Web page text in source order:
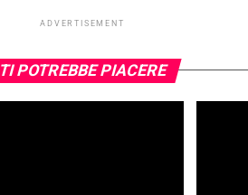
ADVERTISEMENT
TI POTREBBE PIACERE